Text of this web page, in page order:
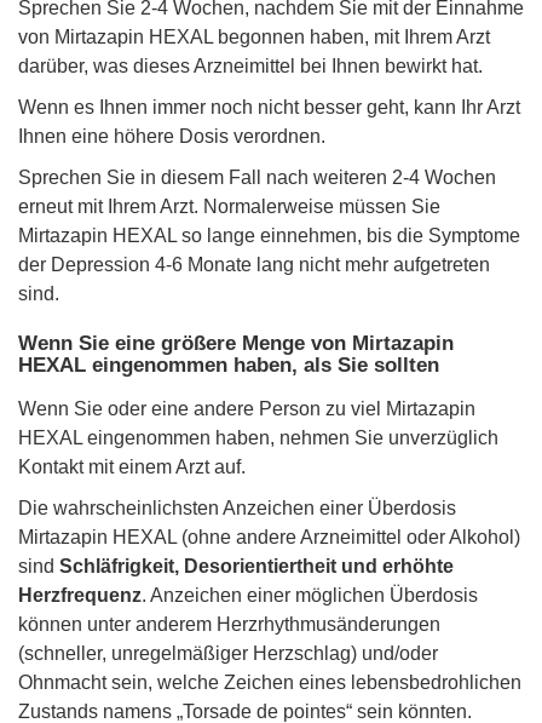
Sprechen Sie 2-4 Wochen, nachdem Sie mit der Einnahme
von Mirtazapin HEXAL begonnen haben, mit Ihrem Arzt
darüber, was dieses Arzneimittel bei Ihnen bewirkt hat.
Wenn es Ihnen immer noch nicht besser geht, kann Ihr Arzt
Ihnen eine höhere Dosis verordnen.
Sprechen Sie in diesem Fall nach weiteren 2-4 Wochen
erneut mit Ihrem Arzt. Normalerweise müssen Sie
Mirtazapin HEXAL so lange einnehmen, bis die Symptome
der Depression 4-6 Monate lang nicht mehr aufgetreten
sind.
Wenn Sie eine größere Menge von Mirtazapin
HEXAL eingenommen haben, als Sie sollten
Wenn Sie oder eine andere Person zu viel Mirtazapin
HEXAL eingenommen haben, nehmen Sie unverzüglich
Kontakt mit einem Arzt auf.
Die wahrscheinlichsten Anzeichen einer Überdosis
Mirtazapin HEXAL (ohne andere Arzneimittel oder Alkohol)
sind Schläfrigkeit, Desorientiertheit und erhöhte
Herzfrequenz. Anzeichen einer möglichen Überdosis
können unter anderem Herzrhythmusänderungen
(schneller, unregelmäßiger Herzschlag) und/oder
Ohnmacht sein, welche Zeichen eines lebensbedrohlichen
Zustands namens „Torsade de pointes“ sein könnten.